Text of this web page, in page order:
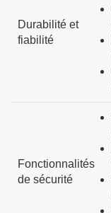
Durabilité et
fiabilité
Fonctionnalités
de sécurité